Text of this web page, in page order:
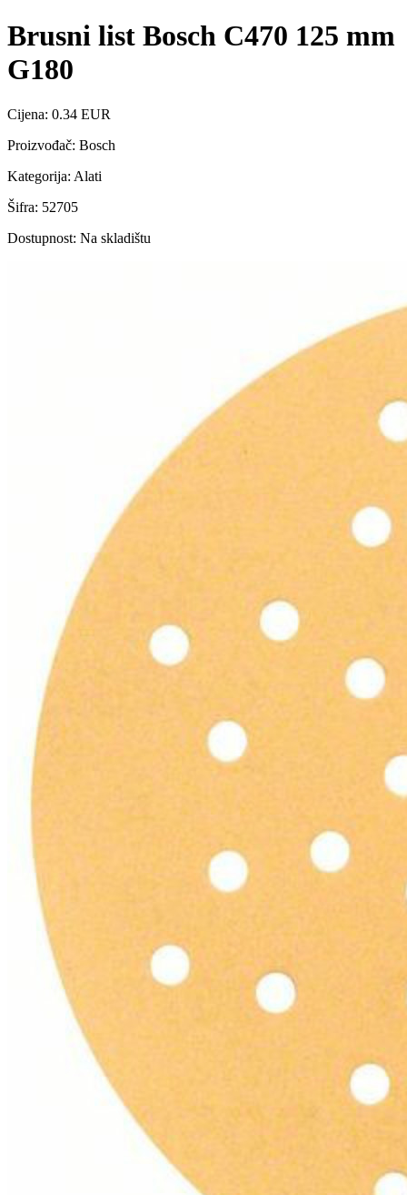
Brusni list Bosch C470 125 mm
G180
Cijena: 0.34 EUR
Proizvođač: Bosch
Kategorija: Alati
Šifra: 52705
Dostupnost: Na skladištu